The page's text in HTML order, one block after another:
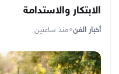
الابتكار والاستدامة
أخبار الفن•منذ ساعتين